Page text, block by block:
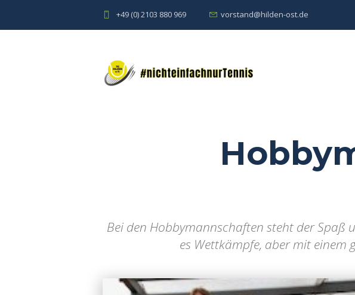
+49 (0) 2103 880 969 vorstand@hilden-ost.de
Bei den Hobbymannschaften steht der Spaß
es Wettkämpfe, aber mit einem